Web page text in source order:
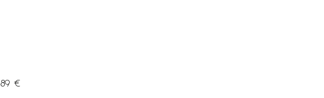
89 €